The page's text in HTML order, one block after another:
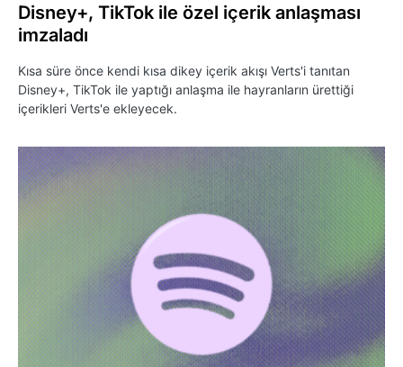
Disney+, TikTok ile özel içerik anlaşması
imzaladı
Kısa süre önce kendi kısa dikey içerik akışı Verts'i tanıtan
Disney+, TikTok ile yaptığı anlaşma ile hayranların ürettiği
içerikleri Verts'e ekleyecek.